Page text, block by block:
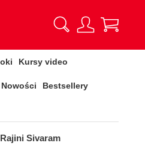
Kursy video
Nowości Bestsellery
Rajini Sivaram